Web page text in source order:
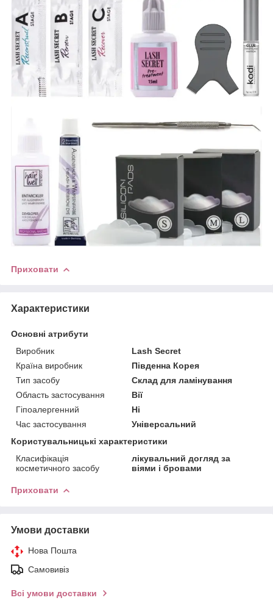
Приховати
Характеристики
Основні атрибути
Виробник
Lash Secret
Країна виробник
Південна Корея
Тип засобу
Склад для ламінування
Область застосування
Вії
Гіпоалергенний
Ні
Час застосування
Універсальний
Користувальницькі характеристики
Класифікація
косметичного засобу
лікувальний догляд за
віями і бровами
Приховати
Умови доставки
Нова Пошта
Самовивіз
Всі умови доставки